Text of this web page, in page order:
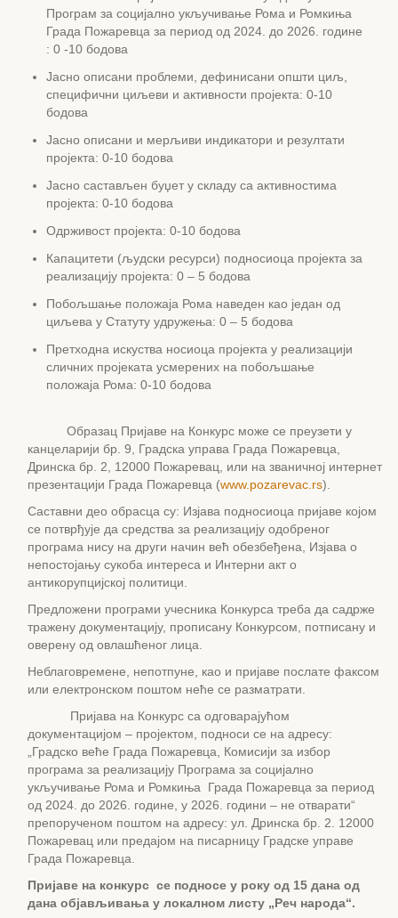
Програм за социјално укључивање Рома и Ромкиња
Града Пожаревца за период од 2024. до 2026. године
: 0 -10 бодова
Јасно описани проблеми, дефинисани општи циљ,
специфични циљеви и активности пројекта: 0-10
бодова
Јасно описани и мерљиви индикатори и резултати
пројекта: 0-10 бодова
Јасно састављен буџет у складу са активностима
пројекта: 0-10 бодова
Одрживост пројекта: 0-10 бодова
Капацитети (људски ресурси) подносиоца пројекта за
реализацију пројекта: 0 – 5 бодова
Побољшање положаја Рома наведен као један од
циљева у Статуту удружења: 0 – 5 бодова
Претходна искуства носиоца пројекта у реализацији
сличних пројеката усмерених на побољшање
положаја Рома: 0-10 бодова
Образац Пријаве на Конкурс може се преузети у
канцеларији бр. 9, Градска управа Града Пожаревца,
Дринска бр. 2, 12000 Пожаревац, или на званичној интернет
презентацији Града Пожаревца (www.pozarevac.rs).
Саставни део обрасца су: Изјава подносиоца пријаве којом
се потврђује да средства за реализацију одобреног
програма нису на други начин већ обезбеђена, Изјава о
непостојању сукоба интереса и Интерни акт о
антикорупцијској политици.
Предложени програми учесника Конкурса треба да садрже
тражену документацију, прописану Конкурсом, потписану и
оверену од овлашћеног лица.
Неблаговремене, непотпуне, као и пријаве послате факсом
или електронском поштом неће се разматрати.
Пријава на Конкурс са одговарајућом
документацијом – пројектом, подноси се на адресу:
„Градско веће Града Пожаревца, Комисији за избор
програма за реализацију Програма за социјално
укључивање Рома и Ромкиња Града Пожаревца за период
од 2024. до 2026. године, у 2026. години – не отварати“
препорученом поштом на адресу: ул. Дринска бр. 2. 12000
Пожаревац или предајом на писарницу Градске управе
Града Пожаревца.
Пријаве на конкурс се подносе у року од 15 дана од
дана објављивања у локалном листу „Реч народа“.